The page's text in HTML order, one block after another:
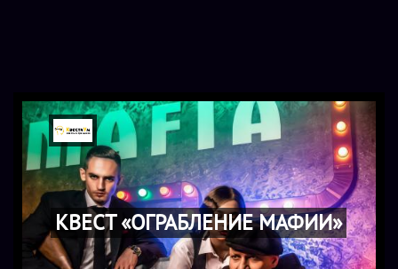
КВЕСТ «ОГРАБЛЕНИЕ МАФИИ»